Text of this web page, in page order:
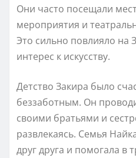
Они часто посещали
мероприятия и
Это сильно повлияло на
интерес к искусству.
Детство Закира было
беззаботным. Он
своими братьями и
развлекаясь. Семья
друг друга и помогала в